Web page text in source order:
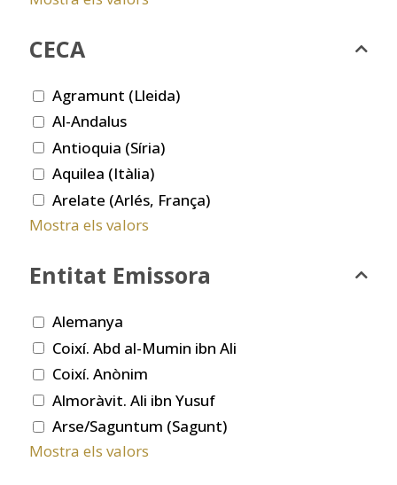
CECA
Agramunt (Lleida)
Al-Andalus
Antioquia (Síria)
Aquilea (Itàlia)
Arelate (Arlés, França)
Mostra els valors
Entitat Emissora
Alemanya
Coixí. Abd al-Mumin ibn Ali
Coixí. Anònim
Almoràvit. Ali ibn Yusuf
Arse/Saguntum (Sagunt)
Mostra els valors